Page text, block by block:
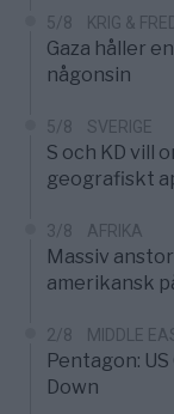
5/8 KRIG &
Gaza håller
någonsin
5/8 SVERIGE
S och KD vill
geografiskt
3/8 AFRIKA
Massiv
amerikansk
2/8 MIDDLE
Pentagon:
Down